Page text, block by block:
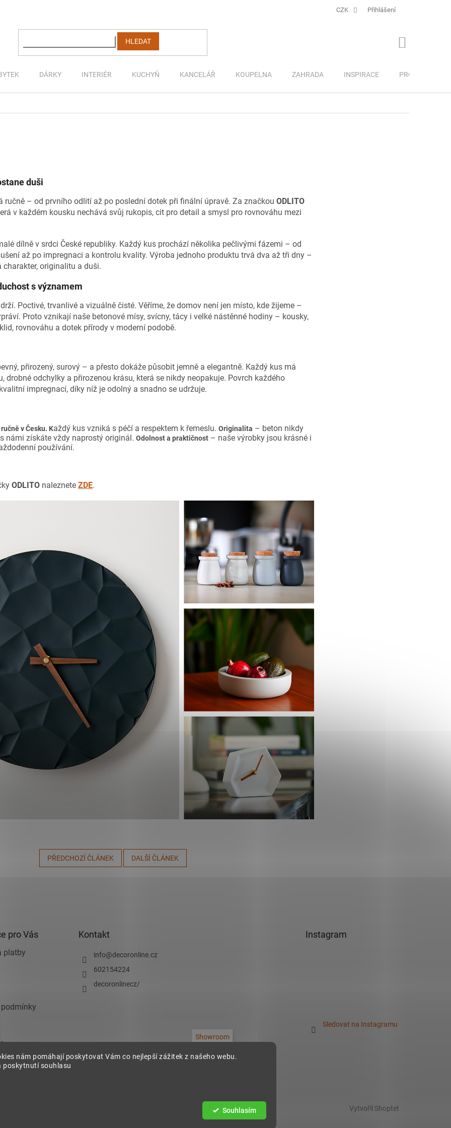
nám pomáhají poskytovat Vám co nejlepší zážitek z našeho webu.
poskytnutí souhlasu
Souhlasím
CZK Přihlášení
HLEDAT
DÁRKY INTERIÉR KUCHYŇ KANCELÁŘ KOUPELNA ZAHRADA INSPIRACE PRO DĚTI
duši
ručně – od prvního odlití až po poslední dotek při finální úpravě. Za značkou ODLITO
v každém kousku nechává svůj rukopis, cit pro detail a smysl pro rovnováhu mezi
dílně v srdci České republiky. Každý kus prochází několika pečlivými fázemi – od
až po impregnaci a kontrolu kvality. Výroba jednoho produktu trvá dva až tři dny –
charakter, originalitu a duši.
s významem
Poctivé, trvanlivé a vizuálně čisté. Věříme, že domov není jen místo, kde žijeme –
Proto vznikají naše betonové mísy, svícny, tácy i velké nástěnné hodiny – kousky,
rovnováhu a dotek přírody v moderní podobě.
přirozený, surový – a přesto dokáže působit jemně a elegantně. Každý kus má
drobné odchylky a přirozenou krásu, která se nikdy neopakuje. Povrch každého
impregnací, díky níž je odolný a snadno se udržuje.
v Česku. Každý kus vzniká s péčí a respektem k řemeslu. Originalita – beton nikdy
námi získáte vždy naprostý originál. Odolnost a praktičnost – naše výrobky jsou krásné i
používání.
ODLITO naleznete ZDE.
PŘEDCHOZÍ ČLÁNEK DALŠÍ ČLÁNEK
pro Vás
platby
osobních
Kontakt
info@decoronline.cz
602154224
decoronlinecz/
Showroom
Instagram
Sledovat na Instagramu
Vytvořil Shoptet